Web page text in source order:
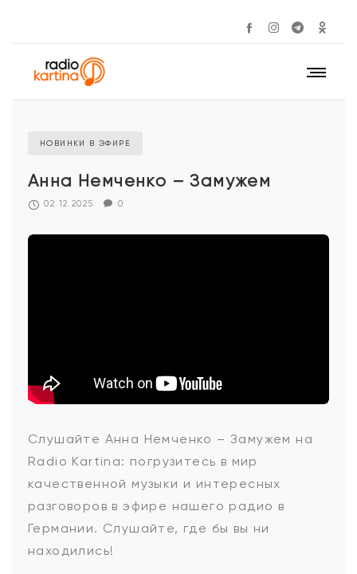
НОВИНКИ В ЭФИРЕ
Анна Немченко – Замужем
02.12.2025 0
Анна
Немченко
-
Слушайте Анна Немченко – Замужем на
Radio Kartina: погрузитесь в мир
качественной музыки и интересных
разговоров в эфире нашего радио в
Германии. Слушайте, где бы вы ни
находились!